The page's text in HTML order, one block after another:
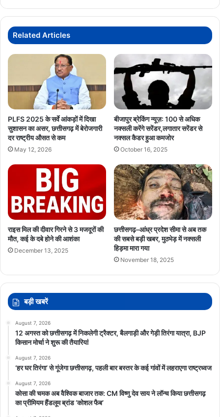
Related Articles
PLFS 2025 के सर्वे आंकड़ों में दिखा
सुशासन का असर, छत्तीसगढ़ में बेरोजगारी
दर राष्ट्रीय औसत से कम
May 12, 2026
बीजापुर ब्रेकिंग न्यूज़: 100 से अधिक
नक्सली करेंगे सरेंडर,लगातार सरेंडर से
नक्सल कैडर हुआ कमजोर
October 16, 2025
राइस मिल की दीवार गिरने से 3 मजदूरों की
मौत, कई के दबे होने की आशंका
December 13, 2025
छत्तीसगढ़–आंध्र प्रदेश सीमा से अब तक
की सबसे बड़ी खबर, मुठभेड़ में नक्सली
हिड़मा मारा गया
November 18, 2025
बड़ी खबरें
August 7, 2026
12 अगस्त को छत्तीसगढ़ में निकलेगी ट्रैक्टर, बैलगाड़ी और गेड़ी तिरंगा यात्रा, BJP
किसान मोर्चा ने शुरू की तैयारियां
August 7, 2026
‘हर घर तिरंगा’ से गूंजेगा छत्तीसगढ़, पहली बार बस्तर के कई गांवों में लहराएगा राष्ट्रध्वज
August 7, 2026
कोसा की चमक अब वैश्विक बाजार तक: CM विष्णु देव साय ने लॉन्च किया छत्तीसगढ़
का प्रीमियम हैंडलूम ब्रांड ‘कोशल फैब’